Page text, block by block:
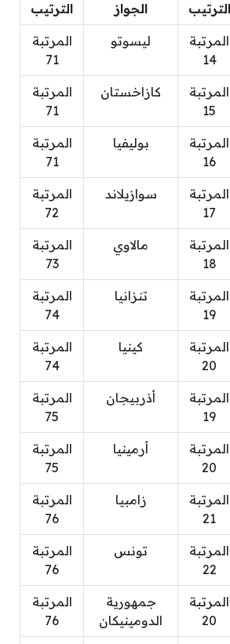
الترتيب الجواز الترتيب
المرتبة
14
ليسوتو
المرتبة
71
المرتبة
15
كازاخستان
المرتبة
71
المرتبة
16
بوليفيا
المرتبة
71
المرتبة
17
سوازيلاند
المرتبة
72
المرتبة
18
مالاوي
المرتبة
73
المرتبة
19
تنزانيا
المرتبة
74
المرتبة
20
كينيا
المرتبة
74
المرتبة
19
أذربيجان
المرتبة
75
المرتبة
20
أرمينيا
المرتبة
75
المرتبة
21
زامبيا
المرتبة
76
المرتبة
22
تونس
المرتبة
76
المرتبة
20
جمهورية
الدومينيكان
المرتبة
76